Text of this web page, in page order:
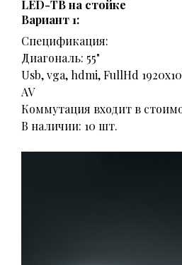
LED-ТВ на стойке
Вариант 1:
Спецификация:
Диагональ: 55"
Usb, vga, hdmi, FullHd
AV
Коммутация входит в
В наличии: 10 шт.